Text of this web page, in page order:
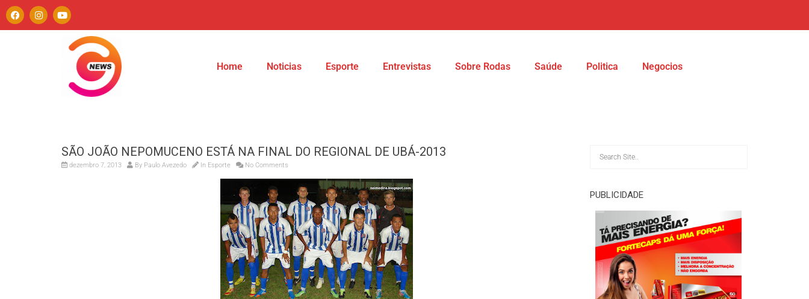
Home Noticias Esporte Entrevistas Sobre Rodas Saúde Politica Negocios
SÃO JOÃO NEPOMUCENO ESTÁ NA FINAL DO REGIONAL DE UBÁ-2013
dezembro 7, 2013 By Paulo Avezedo In Esporte No Comments
PUBLICIDADE